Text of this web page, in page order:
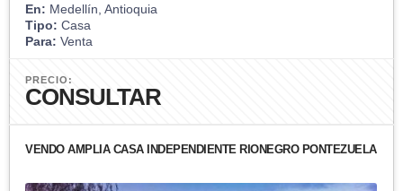
En: Medellín, Antioquia
Tipo: Casa
Para: Venta
PRECIO:
CONSULTAR
VENDO AMPLIA CASA INDEPENDIENTE RIONEGRO PONTEZUELA